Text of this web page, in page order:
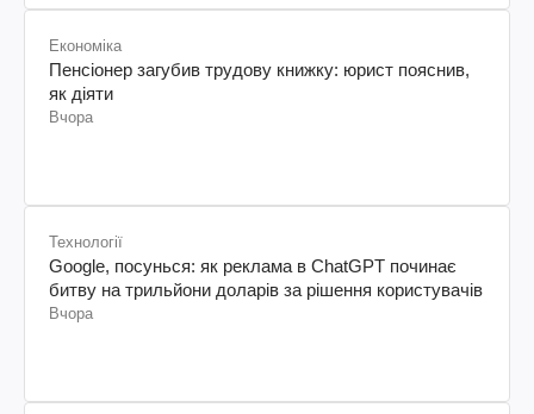
Економіка
Пенсіонер загубив трудову книжку: юрист пояснив,
як діяти
Вчора
Технології
Google, посунься: як реклама в ChatGPT починає
битву на трильйони доларів за рішення користувачів
Вчора